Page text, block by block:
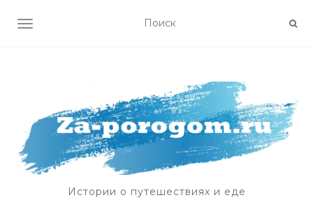
ПОКАЗАТЬ/СКРЫТЬ НАВИГАЦИЮ
Истории о путешествиях и еде